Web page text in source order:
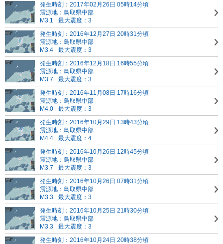
発生時刻：2017年02月26日 05時14分頃
震源地：鳥取県中部
M3.1
最大震度：3
発生時刻：2016年12月27日 20時31分頃
震源地：鳥取県中部
M3.4
最大震度：3
発生時刻：2016年12月18日 16時55分頃
震源地：鳥取県中部
M3.7
最大震度：3
発生時刻：2016年11月08日 17時16分頃
震源地：鳥取県中部
M4.0
最大震度：3
発生時刻：2016年10月29日 13時43分頃
震源地：鳥取県中部
M4.4
最大震度：4
発生時刻：2016年10月26日 12時45分頃
震源地：鳥取県中部
M3.7
最大震度：3
発生時刻：2016年10月26日 07時31分頃
震源地：鳥取県中部
M3.3
最大震度：3
発生時刻：2016年10月25日 21時30分頃
震源地：鳥取県中部
M3.3
最大震度：3
発生時刻：2016年10月24日 20時38分頃